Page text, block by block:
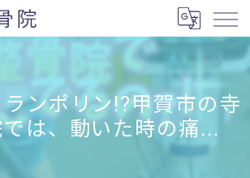
ンポリン!?甲賀市の寺
は、動いた時の痛...